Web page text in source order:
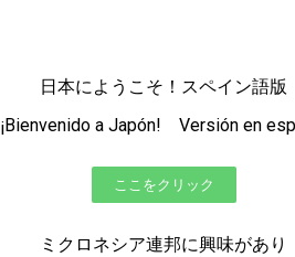
日本にようこそ！スペイン語版
¡Bienvenido a Japón! Versión en
ここをクリック
ミクロネシア連邦に興味があり